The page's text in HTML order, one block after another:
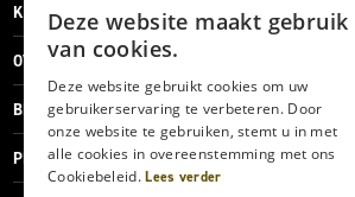
KLANTENSERVICE
OVER ONS
BLOG
PRIVACYVERKLARING
Deze website maakt gebruik
van cookies.
Deze website gebruikt cookies om uw
gebruikerservaring te verbeteren. Door
onze website te gebruiken, stemt u in met
alle cookies in overeenstemming met ons
Cookiebeleid.Lees verder